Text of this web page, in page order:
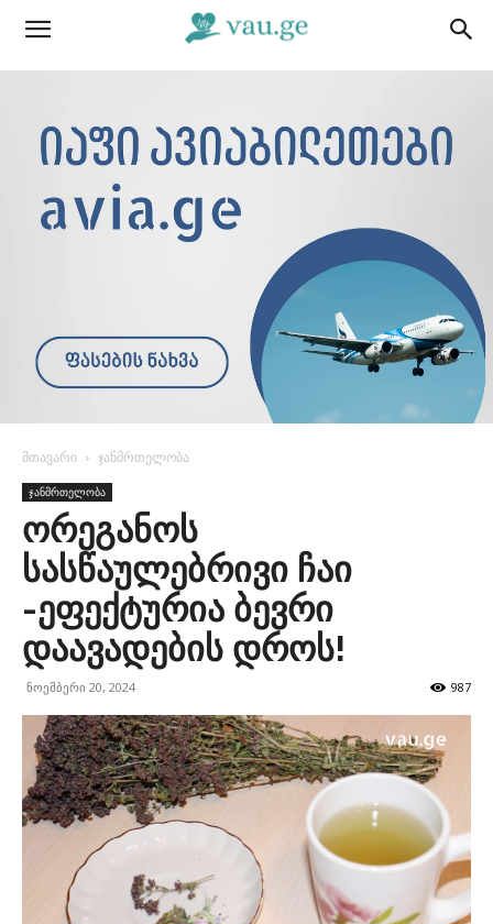
მთავარი ჯანმრთელობა
ჯანმრთელობა
ორეგანოს
სასწაულებრივი ჩაი
-ეფექტურია ბევრი
დაავადების დროს!
ნოემბერი 20, 2024 987